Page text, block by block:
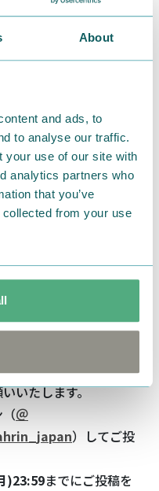
About
and ads, to
to analyse our traffic.
your use of our site with
analytics partners who
that you’ve
collected from your use
カウントでリポストや
ございます。あらかじ
ァンクラブ「 ＠
ン公式アカウント
を入力
体験モニター」
いたします。
＠
）してご投
)23:59までにご投稿を